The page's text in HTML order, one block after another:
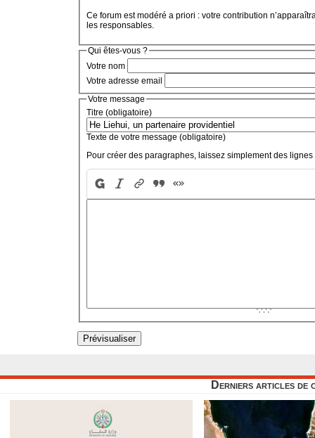
Ce forum est modéré a priori : votre contribution
les responsables.
Qui êtes-vous ?
Votre nom
Votre adresse email
Votre message
Titre (obligatoire)
Texte de votre message (obligatoire)
Pour créer des paragraphes, laissez simplement des lignes
Derniers articles de